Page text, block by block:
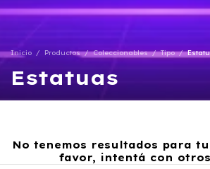
Inicio / Productos / Coleccionables / Tipo /
Estatuas
No tenemos resultados para
favor, intentá con